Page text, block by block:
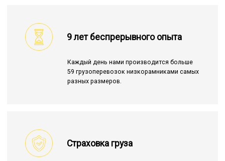
9 лет беспрерывного опыта
Каждый день нами производится больше
59 грузоперевозок низкорамниками самых
разных размеров.
Страховка груза